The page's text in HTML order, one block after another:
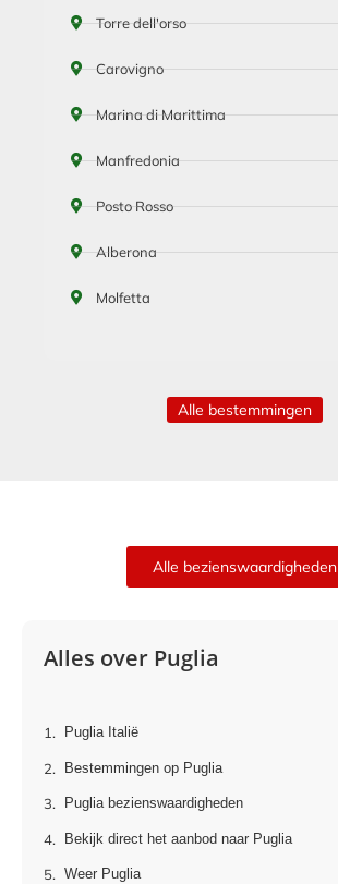
Torre dell'orso
Carovigno
Marina di Marittima
Manfredonia
Posto Rosso
Alberona
Molfetta
Alle bestemmingen
Alle bezienswaardigheden
Alles over Puglia
Puglia Italië
Bestemmingen op Puglia
Puglia bezienswaardigheden
Bekijk direct het aanbod naar Puglia
Weer Puglia